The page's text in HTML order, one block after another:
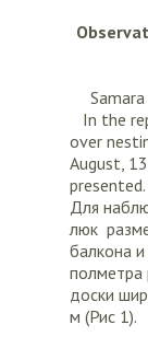
In the
over
August,
presented.
Для
люк
балкона
доски
м (Рис 1).